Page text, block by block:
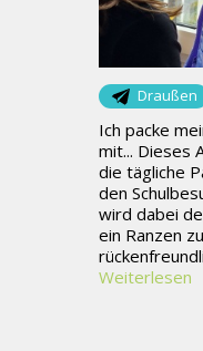
Draußen
Ich packe
mit... Dieses
die tägliche
den
wird dabei
ein Ranzen
Weiterlesen